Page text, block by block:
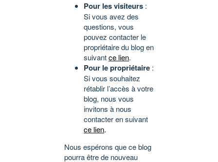
Pour les visiteurs :
Si vous avez des
questions, vous
pouvez contacter le
propriétaire du blog en
suivantce lien.
Pour le propriétaire :
Si vous souhaitez
rétablir l’accès à votre
blog, nous vous
invitons à nous
contacter en suivant
ce lien.
Nous espérons que ce blog
pourra être de nouveau